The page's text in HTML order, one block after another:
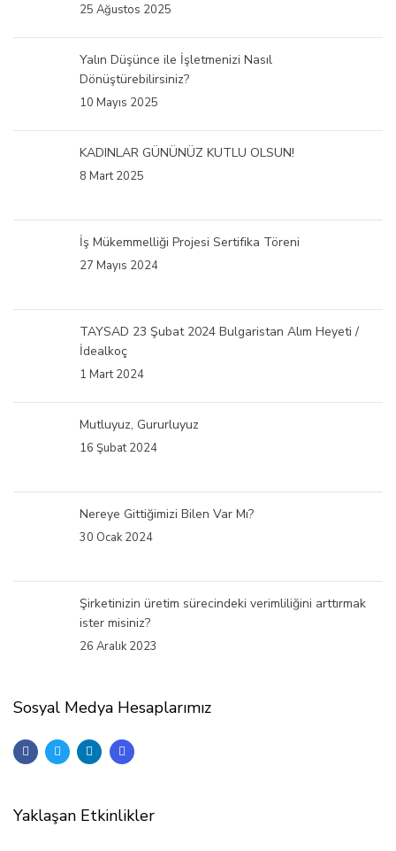
25 Ağustos 2025
Yalın Düşünce ile İşletmenizi Nasıl
Dönüştürebilirsiniz?
10 Mayıs 2025
KADINLAR GÜNÜNÜZ KUTLU OLSUN!
8 Mart 2025
İş Mükemmelliği Projesi Sertifika Töreni
27 Mayıs 2024
TAYSAD 23 Şubat 2024 Bulgaristan Alım Heyeti /
İdealkoç
1 Mart 2024
Mutluyuz, Gururluyuz
16 Şubat 2024
Nereye Gittiğimizi Bilen Var Mı?
30 Ocak 2024
Şirketinizin üretim sürecindeki verimliliğini arttırmak
ister misiniz?
26 Aralık 2023
Sosyal Medya Hesaplarımız
Yaklaşan Etkinlikler